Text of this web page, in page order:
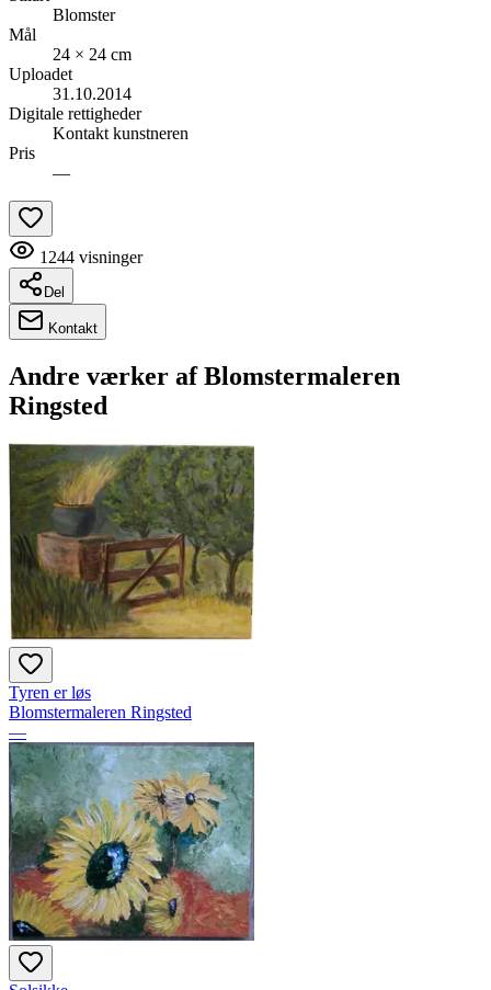
Blomster
Mål
24 × 24 cm
Uploadet
31.10.2014
Digitale rettigheder
Kontakt kunstneren
Pris
—
1244 visninger
Del
Kontakt
Andre værker afBlomstermaleren
Ringsted
Tyren er løs
Blomstermaleren Ringsted
—